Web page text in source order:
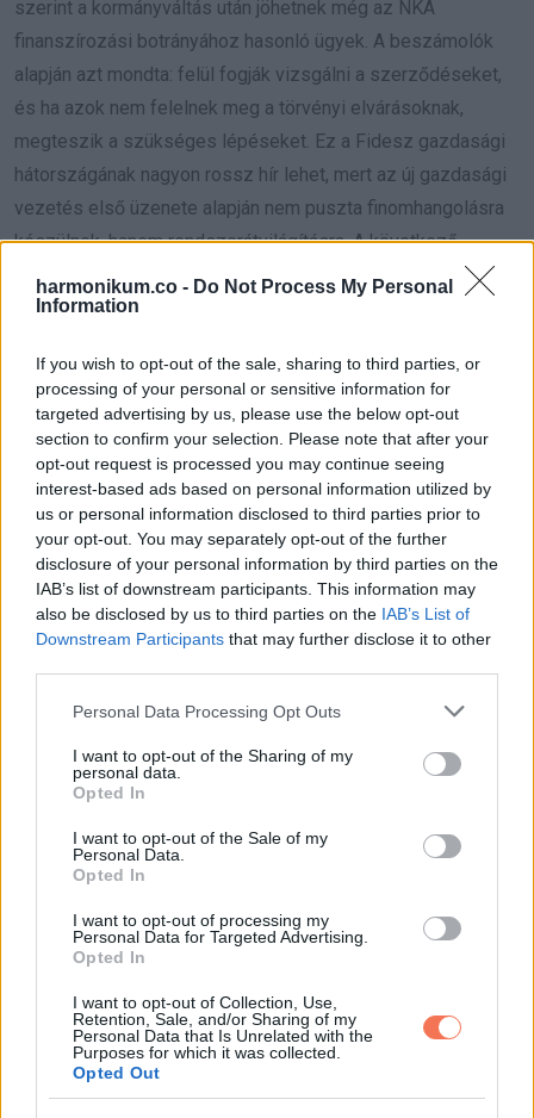
harmonikum.co - Do Not Process My Personal
Information
If you wish to opt-out of the sale, sharing to third parties, or
processing of your personal or sensitive information for
targeted advertising by us, please use the below opt-out
section to confirm your selection. Please note that after your
opt-out request is processed you may continue seeing
interest-based ads based on personal information utilized by
us or personal information disclosed to third parties prior to
your opt-out. You may separately opt-out of the further
disclosure of your personal information by third parties on the
IAB’s list of downstream participants. This information may
also be disclosed by us to third parties on the IAB’s List of
Downstream Participants that may further disclose it to other
Please note that this website/app uses one or more Google
not limited to your visit or usage behaviour. You may click to
grant or deny consent to Google and its third-party tags to
use your data for below specified purposes in below Google
consent section.
Personal Data Processing Opt Outs
I want to opt-out of the Sharing of my
personal data.
Opted In
I want to opt-out of the Sale of my
Personal Data.
Opted In
I want to opt-out of processing my
Personal Data for Targeted Advertising.
Opted In
I want to opt-out of Collection, Use,
Retention, Sale, and/or Sharing of my
Personal Data that Is Unrelated with the
Purposes for which it was collected.
Opted Out
szerint a kormányváltás után jöhetnek még az NKA
finanszírozási botrányához hasonló ügyek. A beszámolók
alapján azt mondta: felül fogják vizsgálni a szerződéseket,
és ha azok nem felelnek meg a törvényi elvárásoknak,
megteszik a szükséges lépéseket. Ez a Fidesz gazdasági
hátországának nagyon rossz hír lehet, mert az új gazdasági
vezetés első üzenete alapján nem puszta finomhangolásra
készülnek, hanem rendszerátvilágításra. A következő
napokban derül ki, ebből mennyi lesz azonnali intézkedés,
de Kapitány István már az első órákban világossá tette:
gazdasági működést ígérnek.
via
Email